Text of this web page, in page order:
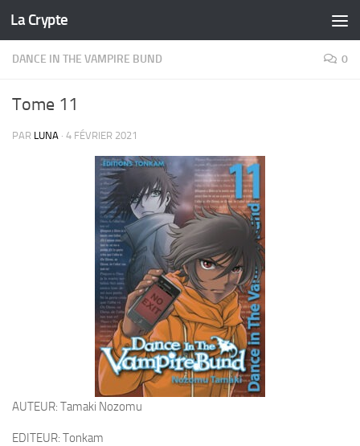
Skip to content
La Crypte
DANCE IN THE VAMPIRE BUND 0
Tome 11
PAR LUNA · 4 FÉVRIER 2021
AUTEUR: Tamaki Nozomu
EDITEUR: Tonkam